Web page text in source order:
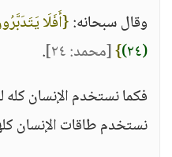
وقال سبحانه:{أَفَلَا
(٢٤)
}[محمد: ٢٤]
.
فكما نستخدم الإنسان
نستخدم طاقات الإنسان